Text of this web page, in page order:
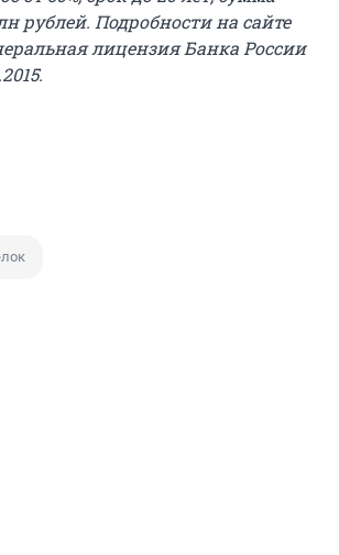
рублей. Подробности на сайте
лицензия Банка России